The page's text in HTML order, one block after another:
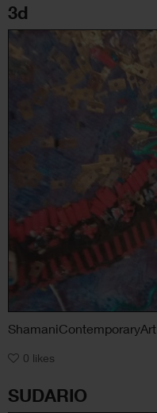
3d
ShamaniContemporaryArt
0 likes
SUDARIO